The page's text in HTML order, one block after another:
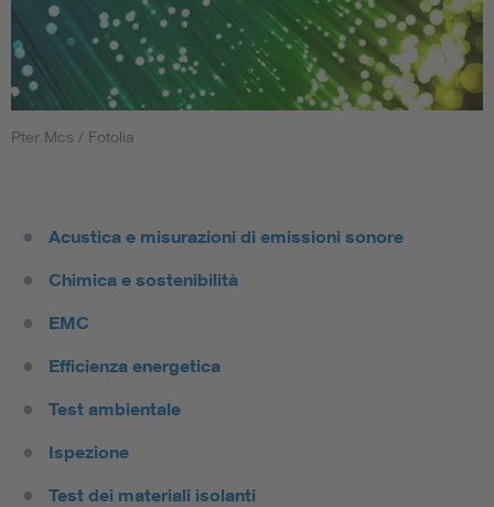
Pter Mcs / Fotolia
Acustica e misurazioni di emissioni sonore
Chimica e sostenibilità
EMC
Efficienza energetica
Test ambientale
Ispezione
Test dei materiali isolanti